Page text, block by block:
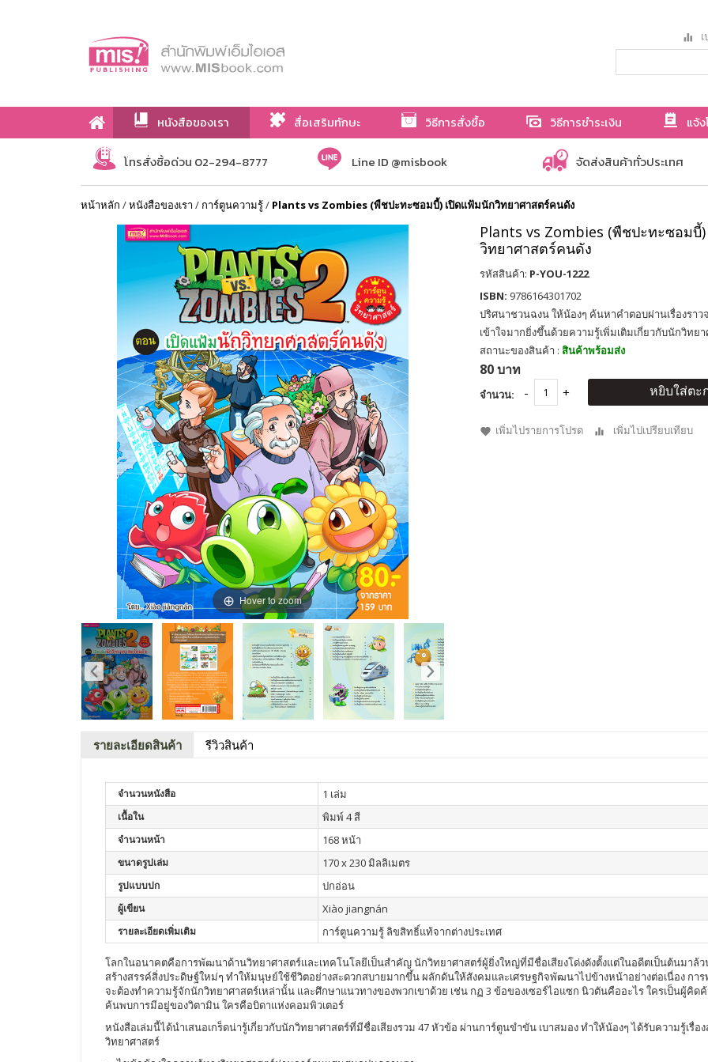
หนังสือของเรา สื่อเสริมทักษะ วิธีการสั่งซื้อ วิธีการชำระเงิน แจ้
เกี่ยวกับเรา
โทรสั่งซื้อด่วน 02-294-8777 Line ID @misbook จัดส่งสินค้าทั่วประเทศ
หน้าหลัก /หนังสือของเรา / การ์ตูนความรู้/ Plants vs Zombies (พืชปะทะซอมบี้) เปิดแฟ้มนักวิทยาศาสตร์คนดัง
Hover to zoom
Plants vs Zombies (พืชปะทะซอมบี้
วิทยาศาสตร์คนดัง
รหัสสินค้า: P-YOU-1222
ISBN: 9786164301702
ปริศนาชวนฉงน ให้น้องๆ ค้นหาคำตอบผ่านเรื่องราว
เข้าใจมากยิ่งขึ้นด้วยความรู้เพิ่มเติมเกี่ยวกับนักวิทย
สถานะของสินค้า : สินค้าพร้อมส่ง
80 บาท
จำนวน: หยิบใส่ตะ
เพิ่มไปรายการโปรด เพิ่มไปเปรียบเทียบ
รายละเอียดสินค้า รีวิวสินค้า
จำนวนหนังสือ 1 เล่ม
เนื้อใน พิมพ์ 4 สี
จำนวนหน้า 168 หน้า
ขนาดรูปเล่ม 170 x 230 มิลลิเมตร
รูปแบบปก ปกอ่อน
ผู้เขียน Xiào jiangnán
รายละเอียดเพิ่มเติม การ์ตูนความรู้ ลิขสิทธิ์แท้จากต่างประเทศ
โลกในอนาคตคือการพัฒนาด้านวิทยาศาสตร์และเทคโนโลยีเป็นสำคัญ นักวิทยาศาสตร์ผู้ยิ่งใหญ่ที่มีชื่อเสียงโด่งดังตั้งแต่ในอดีตเป็นต้นมาล้
สร้างสรรค์สิ่งประดิษฐ์ใหม่ๆ ทำให้มนุษย์ใช้ชีวิตอย่างสะดวกสบายมากขึ้น ผลักดันให้สังคมและเศรษฐกิจพัฒนาไปข้างหน้าอย่างต่อเนื่อง กา
จะต้องทำความรู้จักนักวิทยาศาสตร์เหล่านั้น และศึกษาแนวทางของพวกเขาด้วย เช่น กฏ 3 ข้อของเซอร์ไอแซก นิวตันคืออะไร ใครเป็นผู้คิ
ค้นพบการมีอยู่ของวิตามิน ใครคือบิดาแห่งคอมพิวเตอร์
หนังสือเล่มนี้ได้นำเสนอเกร็ดน่ารู้เกี่ยวกับนักวิทยาศาสตร์ที่มีชื่อเสียงรวม 47 หัวข้อ ผ่านการ์ตูนขำขัน เบาสมอง ทำให้น้องๆ ได้รับความรู้เรื่
วิทยาศาสตร์